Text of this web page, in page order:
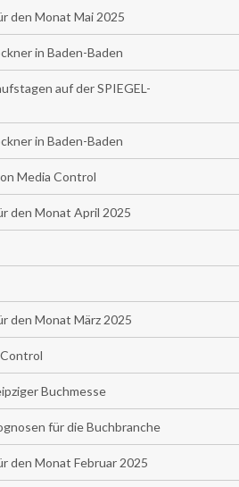
den Monat Mai 2025
in Baden-Baden
auf der SPIEGEL-
in Baden-Baden
Media Control
den Monat April 2025
den Monat März 2025
Buchmesse
für die Buchbranche
den Monat Februar 2025